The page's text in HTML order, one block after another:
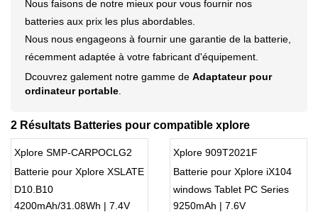
Nous faisons de notre mieux pour vous fournir nos
batteries aux prix les plus abordables.
Nous nous engageons à fournir une garantie de la batterie,
récemment adaptée à votre fabricant d'équipement.
Dcouvrez galement notre gamme de Adaptateur pour
ordinateur portable
2 Résultats Batteries pour compatible xplore
Xplore SMP-CARPOCLG2
Batterie pour Xplore XSLATE
D10.B10
4200mAh/31.08Wh | 7.4V
Xplore 909T2021F
Batterie pour Xplore iX104
windows Tablet PC Series
9250mAh | 7.6V